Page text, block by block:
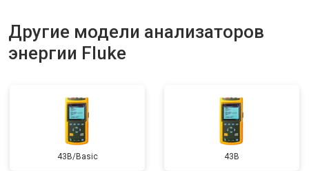
Другие модели анализаторов
энергии Fluke
43B/Basic 43B